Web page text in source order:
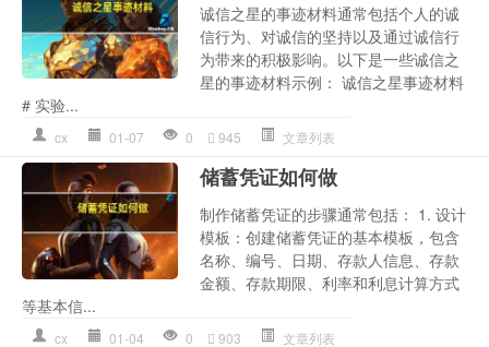
诚信之星的事迹材料通常包括个人的诚
信行为、对诚信的坚持以及通过诚信行
为带来的积极影响。以下是一些诚信之
星的事迹材料示例： 诚信之星事迹材料
# 实验...
cx 01-07 0 945 文章列表
储蓄凭证如何做
制作储蓄凭证的步骤通常包括： 1. 设计
模板：创建储蓄凭证的基本模板，包含
名称、编号、日期、存款人信息、存款
金额、存款期限、利率和利息计算方式
等基本信...
cx 01-04 0 903 文章列表